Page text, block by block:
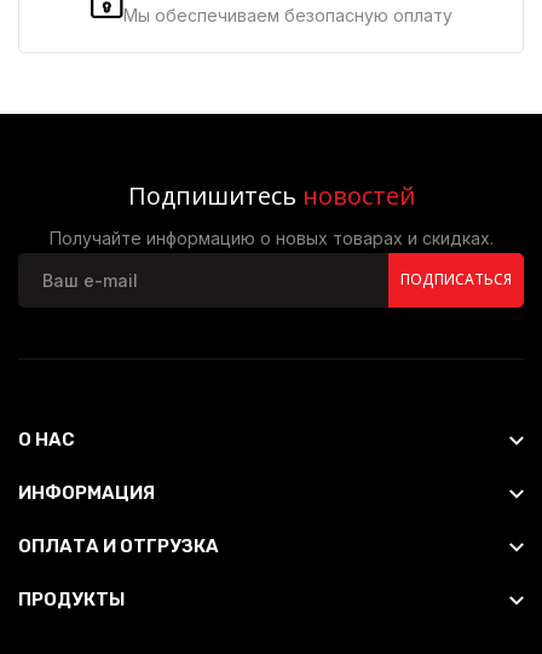
Мы обеспечиваем безопасную оплату
Подпишитесь новостей
Получайте информацию о новых товарах и скидках.
ПОДПИСАТЬСЯ
О НАС
ИНФОРМАЦИЯ
ОПЛАТА И ОТГРУЗКА
ПРОДУКТЫ